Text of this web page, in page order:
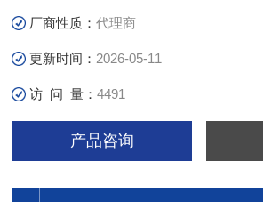
厂商性质：代理商
更新时间： 2026-05-11
访 问 量：4491
产品咨询